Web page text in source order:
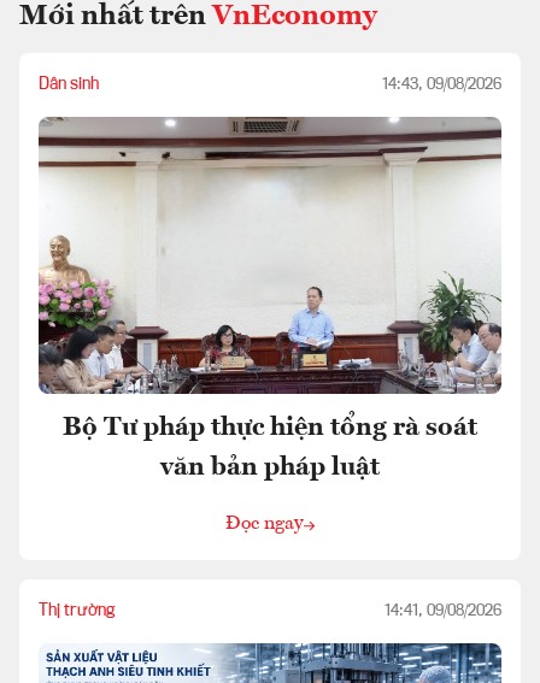
Mới nhất trên VnEconomy
Dân sinh 14:43, 09/08/2026
Bộ Tư pháp thực hiện tổng rà soát
văn bản pháp luật
Đọc ngay
Thị trường 14:41, 09/08/2026